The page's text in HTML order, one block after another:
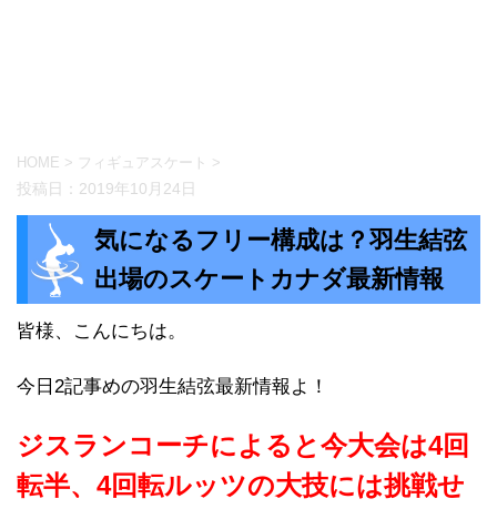
HOME > フィギュアスケート >
投稿日： 2019年10月24日
気になるフリー構成は？羽生結弦
出場のスケートカナダ最新情報
皆様、こんにちは。
今日2記事めの羽生結弦最新情報よ！
ジスランコーチによると今大会は4回
転半、4回転ルッツの大技には挑戦せ